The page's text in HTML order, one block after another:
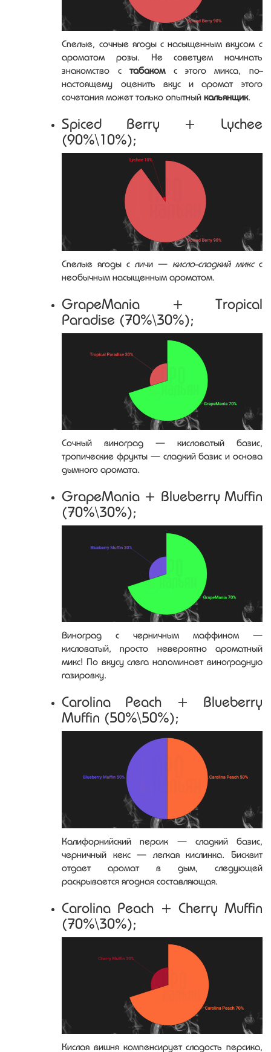
Спелые, сочные ягоды с насыщенным вкусом с
ароматом розы. Не советуем начинать
знакомство стабакомс этого микса, по-
настоящему оценить вкус и аромат этого
сочетания может только опытныйкальянщик.
Spiced Berry + Lychee
(90%\10%);
Спелые ягоды с личи — кисло-сладкий миксс
необычным насыщенным ароматом.
GrapeMania + Tropical
Paradise (70%\30%);
Сочный виноград — кисловатый базис,
тропические фрукты — сладкий базис и основа
дымного аромата.
GrapeMania + Blueberry Muffin
(70%\30%);
Виноград с черничным маффином —
кисловатый, просто невероятно ароматный
микс! По вкусу слега напоминает виноградную
газировку.
Carolina Peach + Blueberry
Muffin (50%\50%);
Калифорнийский персик — сладкий базис,
черничный кекс — легкая кислинка. Бисквит
отдает аромат в дым, следующей
раскрывается ягодная составляющая.
Carolina Peach + Cherry Muffin
(70%\30%);
Кислая вишня компенсирует сладость персика,